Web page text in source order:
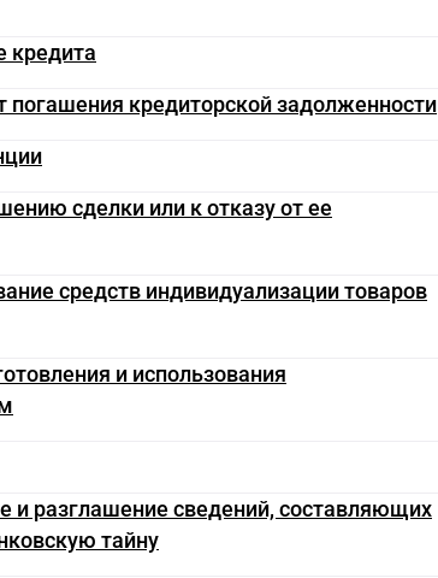
кредита
погашения кредиторской задолженности
сделки или к отказу от ее
средств индивидуализации товаров
и использования
и разглашение сведений, составляющих
тайну